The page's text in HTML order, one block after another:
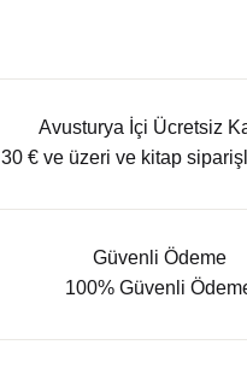
Avusturya İçi Ücretsiz
30 € ve üzeri ve kitap
Güvenli Ödeme
100% Güvenli